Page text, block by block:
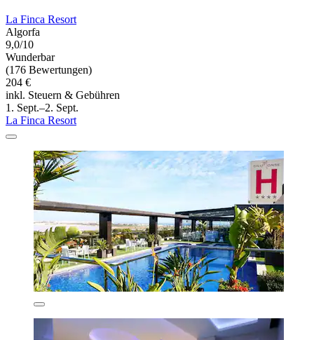
La Finca Resort
Algorfa
9,0/10
Wunderbar
(176 Bewertungen)
204 €
inkl. Steuern & Gebühren
1. Sept.–2. Sept.
La Finca Resort